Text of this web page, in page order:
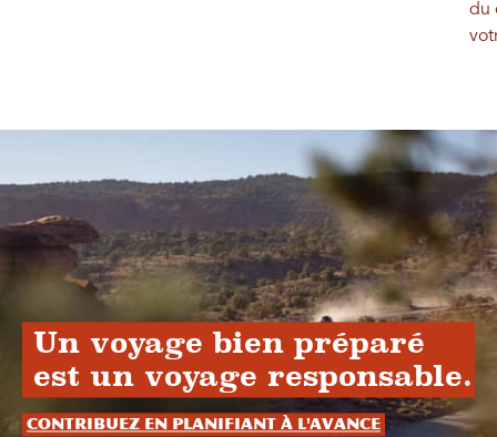
du
Un voyage bien préparé
est un voyage responsable.
Contribuez en planifiant à l'avance